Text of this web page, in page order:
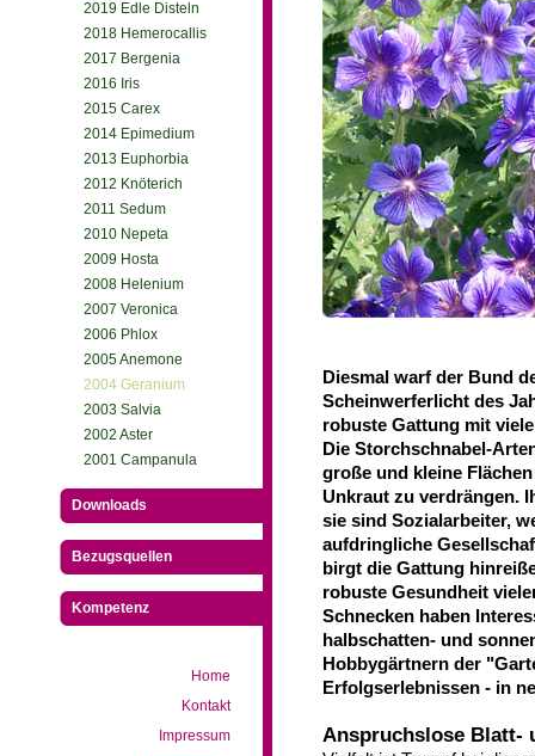
2019 Edle Disteln
2018 Hemerocallis
2017 Bergenia
2016 Iris
2015 Carex
2014 Epimedium
2013 Euphorbia
2012 Knöterich
2011 Sedum
2010 Nepeta
2009 Hosta
2008 Helenium
2007 Veronica
2006 Phlox
2005 Anemone
2004 Geranium
2003 Salvia
2002 Aster
2001 Campanula
Downloads
Bezugsquellen
Kompetenz
Home
Kontakt
Impressum
Diesmal warf der Bund
Scheinwerferlicht des
robuste Gattung mit
Die Storchschnabel-
große und kleine
Unkraut zu verdrängen.
sie sind Sozialarbeiter,
aufdringliche
birgt die Gattung
robuste Gesundheit
Schnecken haben
halbschatten- und
Hobbygärtnern der
Erfolgserlebnissen - in
Anspruchslose Blatt-